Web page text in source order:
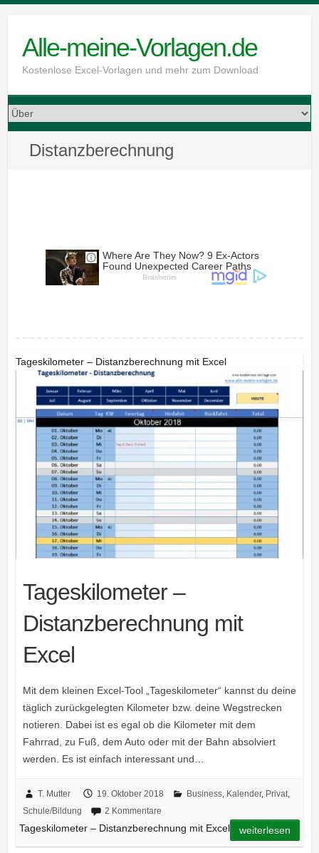
contentAlle-meine-Vorlagen.de
Kostenlose Excel-Vorlagen und mehr zum Download
Distanzberechnung
Tageskilometer – Distanzberechnung mit Excel
Tageskilometer –
Distanzberechnung mit
Excel
Mit dem kleinen Excel-Tool „Tageskilometer“ kannst du deine
täglich zurückgelegten Kilometer bzw. deine Wegstrecken
notieren. Dabei ist es egal ob die Kilometer mit dem
Fahrrad, zu Fuß, dem Auto oder mit der Bahn absolviert
werden. Es ist einfach interessant und…
T. Mutter 19. Oktober 2018 Business, Kalender, Privat,
Schule/Bildung
2 Kommentare
Tageskilometer – Distanzberechnung mit Excel weiterlesen